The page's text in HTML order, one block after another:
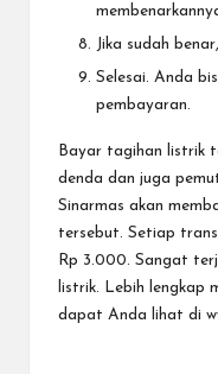
Jika sudah
Selesai. Anda
pembayaran.
Bayar tagihan listrik
denda dan juga
Sinarmas akan
tersebut. Setiap
Rp 3.000. Sangat
listrik. Lebih lengkap
dapat Anda lihat di